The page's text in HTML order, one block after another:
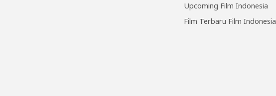
Upcoming Film Indonesia
Film Terbaru Film Indonesia